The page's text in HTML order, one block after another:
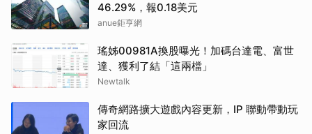
46.29%，報0.18美元
anue鉅亨網
瑤姊00981A換股曝光！加碼台達電、富世
達、獲利了結「這兩檔」
Newtalk
傳奇網路擴大遊戲內容更新，IP 聯動帶動玩
家回流